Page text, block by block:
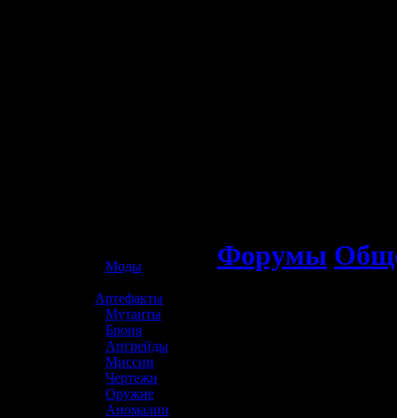
Моды
Артефакты
Мутанты
Броня
Апгрейды
Миссии
Чертежи
Оружие
Аномалии
Форумы